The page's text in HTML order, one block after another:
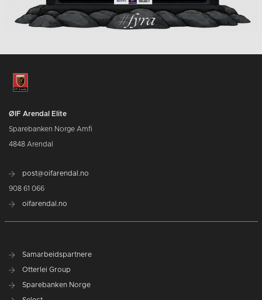
ØIF Arendal Elite
Sparebanken Norge Amfi
4848 Arendal
post@oifarendal.no
908 61 066
oifarendal.no
Samarbeidspartnere
Otterlei Group
Sparebanken Norge